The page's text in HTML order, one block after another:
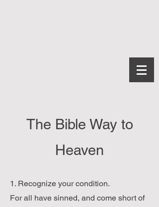
The Bible Way to
Heaven
1. Recognize your condition.
For all have sinned, and come short of